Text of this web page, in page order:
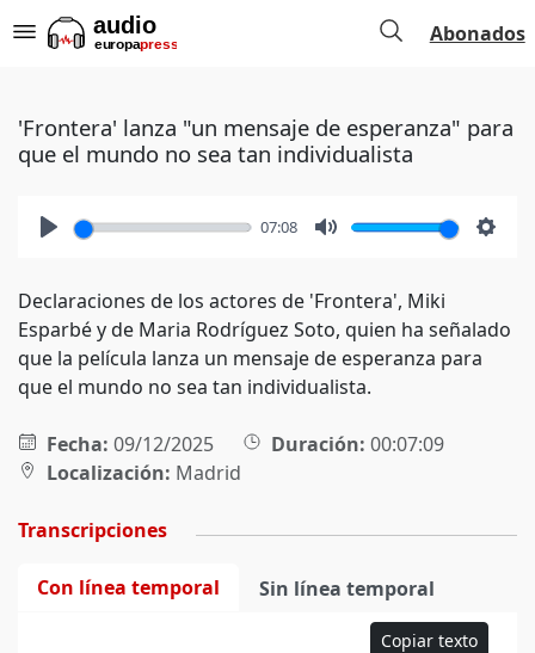
Abonados
'Frontera' lanza "un mensaje de esperanza" para
que el mundo no sea tan individualista
07:08
Declaraciones de los actores de 'Frontera', Miki
Esparbé y de Maria Rodríguez Soto, quien ha señalado
que la película lanza un mensaje de esperanza para
que el mundo no sea tan individualista.
Fecha: 09/12/2025 Duración: 00:07:09
Localización: Madrid
Transcripciones
Con línea temporal Sin línea temporal
Copiar texto